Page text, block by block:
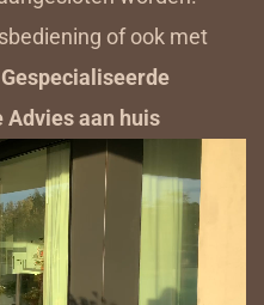
of ook met
Gespecialiseerde
aan huis